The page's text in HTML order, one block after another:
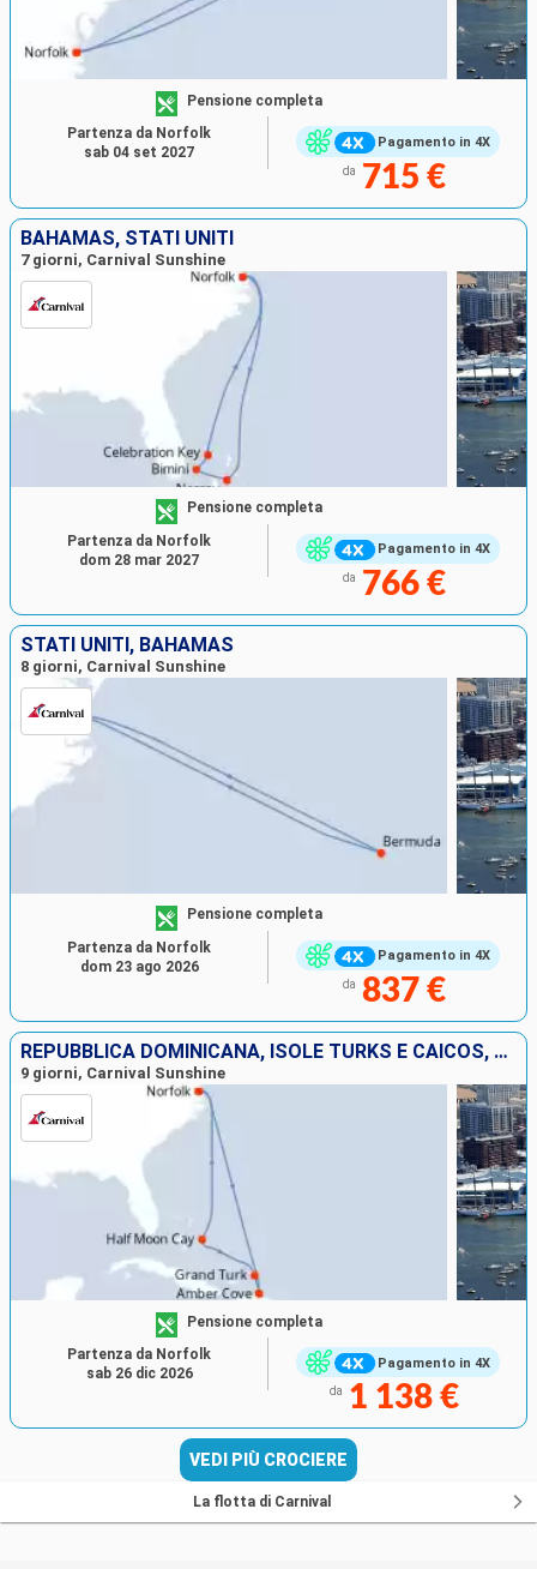
Pagamento in 4X
Pensione completa
da 715 €
Partenza da Norfolk
sab 04 set 2027
BAHAMAS, STATI UNITI
7 giorni, Carnival Sunshine
Pagamento in 4X
Pensione completa
da 766 €
Partenza da Norfolk
dom 28 mar 2027
STATI UNITI, BAHAMAS
8 giorni, Carnival Sunshine
Pagamento in 4X
Pensione completa
da 837 €
Partenza da Norfolk
dom 23 ago 2026
REPUBBLICA DOMINICANA, ISOLE TURKS E CAICOS, BAHAMAS, STATI UNITI
9 giorni, Carnival Sunshine
Pagamento in 4X
Pensione completa
da 1 138 €
Partenza da Norfolk
sab 26 dic 2026
VEDI PIÙ CROCIERE
La flotta di Carnival